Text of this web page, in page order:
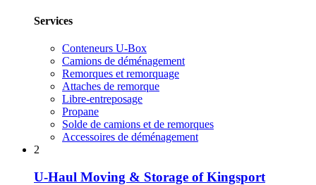
Services
Conteneurs U-Box
Camions de déménagement
Remorques et remorquage
Attaches de remorque
Libre-entreposage
Propane
Solde de camions et de remorques
Accessoires de déménagement
2
U-Haul Moving & Storage of Kingsport